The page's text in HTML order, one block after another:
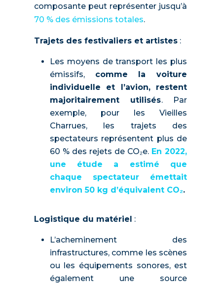
composante peut représenter jusqu’à
70 % des émissions totales.
Trajets des festivaliers et artistes:
Les moyens de transport les plus
émissifs, comme la voiture
individuelle et l’avion, restent
majoritairement utilisés. Par
exemple, pour les Vieilles
Charrues, les trajets des
spectateurs représentent plus de
60 % des rejets de CO₂e. En 2022,
une étude a estimé que
chaque spectateur émettait
environ 50 kg d’équivalent CO₂.
Logistique du matériel :
L’acheminement des
infrastructures, comme les scènes
ou les équipements sonores, est
également une source